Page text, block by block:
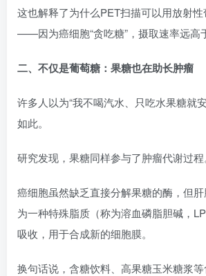
这也解释了为什么PET扫描可以用放射
——因为癌细胞“贪吃糖”，摄取速率远高
二、不仅是葡萄糖：果糖也在助长肿瘤
许多人以为“我不喝汽水、只吃水果糖就
如此。
研究发现，果糖同样参与了肿瘤代谢过程
癌细胞虽然缺乏直接分解果糖的酶，但
为一种特殊脂质（称为溶血磷脂胆碱，
吸收，用于合成新的细胞膜。
换句话说，含糖饮料、高果糖玉米糖浆